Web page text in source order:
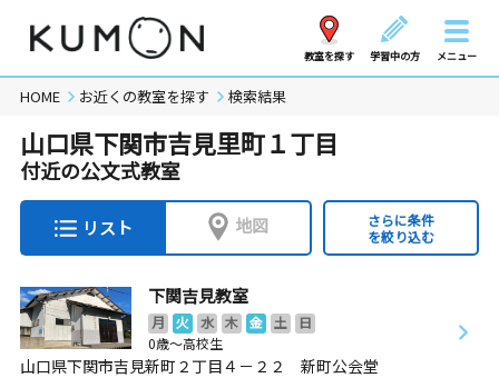
教室を探す 学習中の方 メニュー
HOME お近くの教室を探す 検索結果
山口県下関市吉見里町１丁目
付近の公文式教室
リスト 地図
さらに条件
を絞り込む
下関吉見教室
月 火 水 木 金 土
日
0歳～高校生
山口県下関市吉見新町２丁目４－２２ 新町公会堂